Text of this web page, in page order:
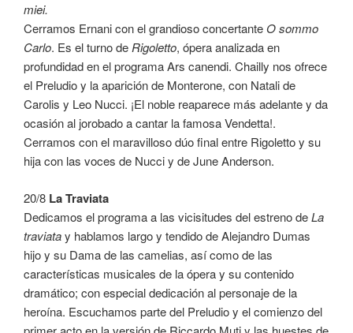
miei.
Cerramos Ernani con el grandioso concertante O sommo
Carlo. Es el turno de Rigoletto, ópera analizada en
profundidad en el programa Ars canendi. Chailly nos ofrece
el Preludio y la aparición de Monterone, con Natali de
Carolis y Leo Nucci. ¡El noble reaparece más adelante y da
ocasión al jorobado a cantar la famosa Vendetta!.
Cerramos con el maravilloso dúo final entre Rigoletto y su
hija con las voces de Nucci y de June Anderson.
20/8 La Traviata
Dedicamos el programa a las vicisitudes del estreno deLa
traviatay hablamos largo y tendido de Alejandro Dumas
hijo y su Dama de las camelias, así como de las
características musicales de la ópera y su contenido
dramático; con especial dedicación al personaje de la
heroína. Escuchamos parte del Preludio y el comienzo del